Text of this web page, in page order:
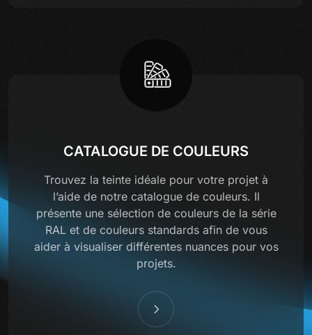
CATALOGUE DE COULEURS
Trouvez la teinte idéale pour votre projet à
l’aide de notre catalogue de couleurs. Il
présente une sélection de couleurs de la série
RAL et de couleurs standards afin de vous
aider à visualiser différentes nuances pour vos
projets.